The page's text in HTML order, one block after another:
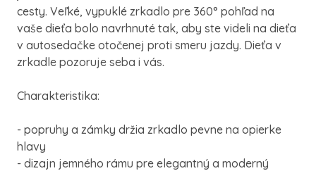
cesty. Veľké, vypuklé zrkadlo pre 360° pohľad na
vaše dieťa bolo navrhnuté tak, aby ste videli na dieťa
v autosedačke otočenej proti smeru jazdy. Dieťa v
zrkadle pozoruje seba i vás.
Charakteristika:
- popruhy a zámky držia zrkadlo pevne na opierke
hlavy
- dizajn jemného rámu pre elegantný a moderný